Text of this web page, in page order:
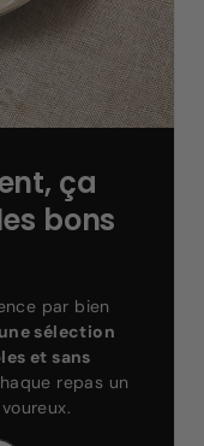
ça
bons
par bien
une sélection
et sans
repas un